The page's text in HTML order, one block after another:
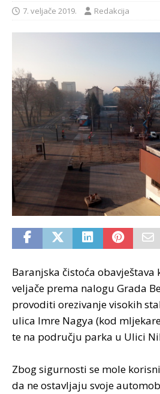
7. veljače 2019. Redakcija
Baranjska čistoća obavještava
veljače prema nalogu Grada
provoditi orezivanje visokih
ulica Imre Nagya (kod
te na području parka u Ulici
Zbog sigurnosti se mole
da ne ostavljaju svoje